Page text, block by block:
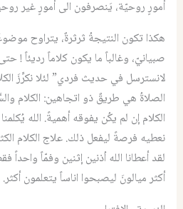
أمورٍ روحيّة، يَنصرفون الى أمورٍ غير
هكذا تكون النتيجةُ ثرثرةٌ، يتراوح
صبيانيّ، وغالباً ما يكون كلاماً رديئاً !
الصلاةُ هي طريقٌ ذو اتجاهين: الكلام
الكلام إن لم يكُن يفوقه أهميةً. الله
نعطيه فرصةً ليفعل ذلك. علاج الكلام
لقد أعطانا الله اُذنين إثنين وفمّاً
أكثر ميالونَ ليصبحوا اناساً يتعلمون أكثر.